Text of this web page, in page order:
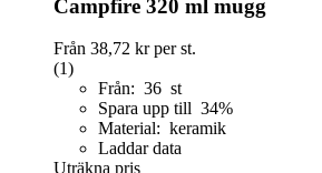
Campfire 320 ml mugg
Från 38,72 krper st.
(1)
Från: 36 st
Spara upp till 34%
Material: keramik
Laddar data
Uträkna pris